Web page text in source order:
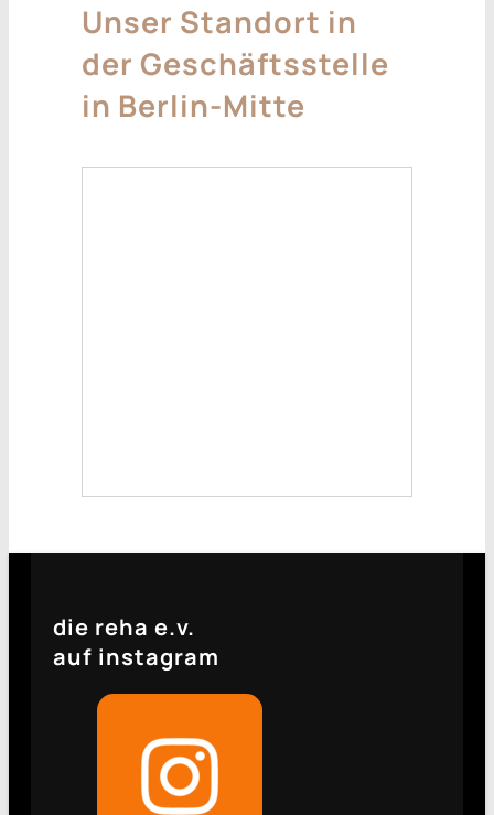
Unser Standort in
der Geschäftsstelle
in Berlin-Mitte
die reha e.v.
auf instagram